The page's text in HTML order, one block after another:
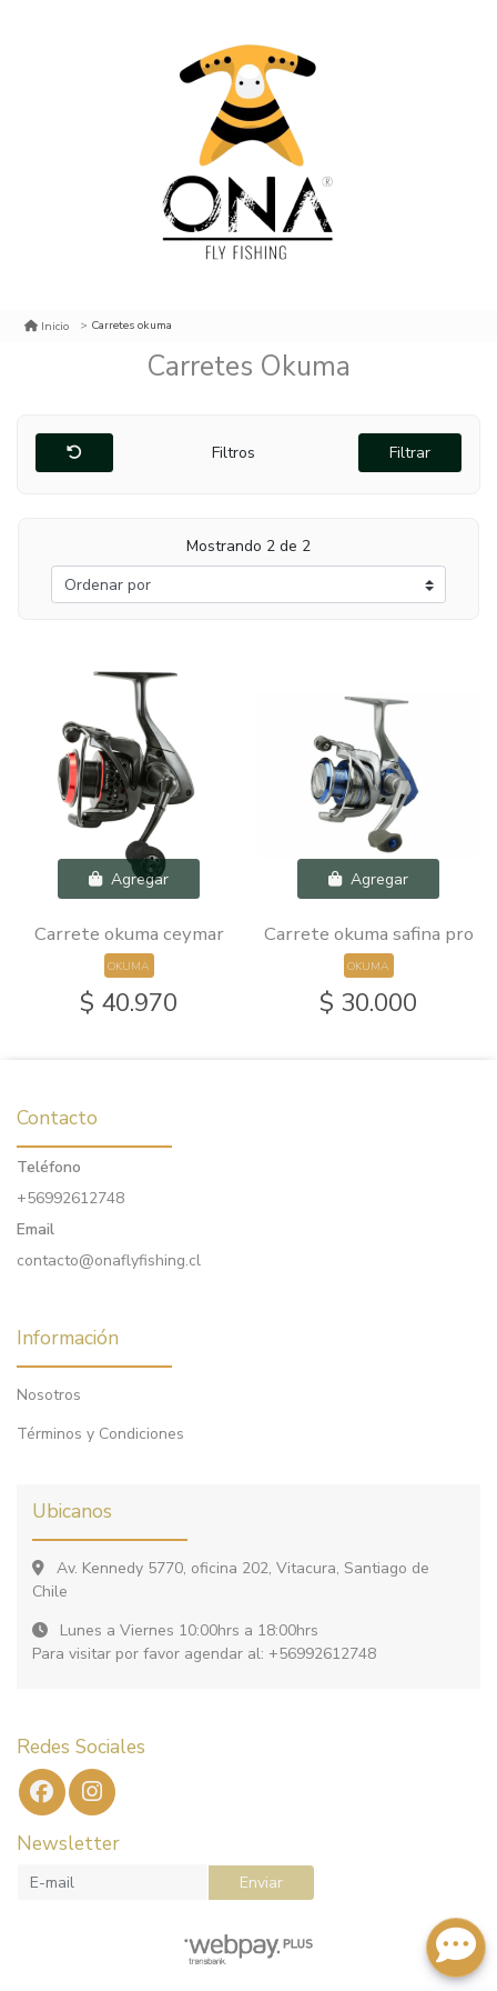
Inicio Carretes okuma
Carretes Okuma
Filtros Filtrar
Mostrando 2 de 2
Agregar
Carrete okuma ceymar
OKUMA
$ 40.970
Agregar
Carrete okuma safina pro
OKUMA
$ 30.000
Contacto
Teléfono
+56992612748
Email
contacto@onaflyfishing.cl
Información
Nosotros
Términos y Condiciones
Ubicanos
Av. Kennedy 5770, oficina 202, Vitacura, Santiago de
Chile
Lunes a Viernes 10:00hrs a 18:00hrs
Para visitar por favor agendar al: +56992612748
Redes Sociales
Newsletter
Enviar